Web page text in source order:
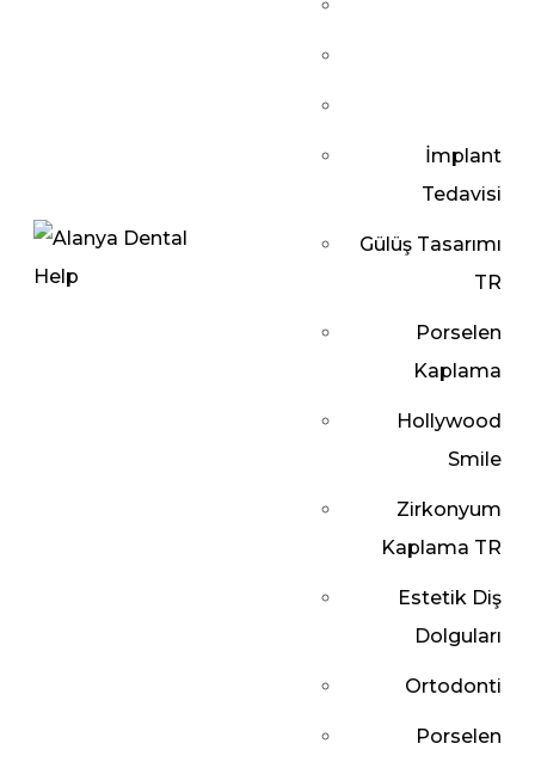
İmplant
Tedavisi
Gülüş Tasarımı
TR
Porselen
Kaplama
Hollywood
Smile
Zirkonyum
Kaplama TR
Estetik Diş
Dolguları
Ortodonti
Porselen